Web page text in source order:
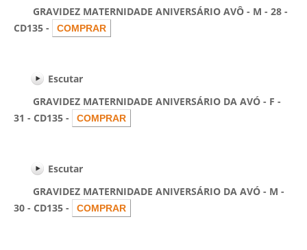
GRAVIDEZ MATERNIDADE ANIVERSÁRIO AVÔ - M - 28 -
CD135 -
Escutar
GRAVIDEZ MATERNIDADE ANIVERSÁRIO DA AVÓ - F -
31 - CD135 -
Escutar
GRAVIDEZ MATERNIDADE ANIVERSÁRIO DA AVÓ - M -
30 - CD135 -